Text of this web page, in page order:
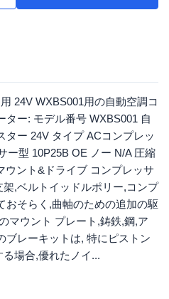
24V WXBS001用の自動空調コ
ター: モデル番号 WXBS001 自
ター 24V タイプ ACコンプレッ
ー型 10P25B OE ノー N/A 圧縮
ウント&ドライブ コンプレッサ
,ベルトイッドルポリー,コンプ
おそらく,曲軸のための追加の駆
マウント プレート,鋳鉄,鋼,ア
ブレーキットは, 特にピストン
場合,優れたノイ...